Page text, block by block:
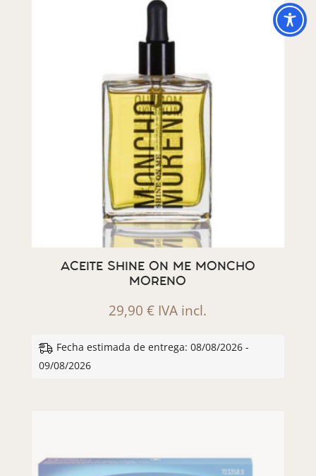
ACEITE SHINE ON ME MONCHO
MORENO
29,90€ IVA incl.
Fecha estimada de entrega: 08/08/2026 -
09/08/2026